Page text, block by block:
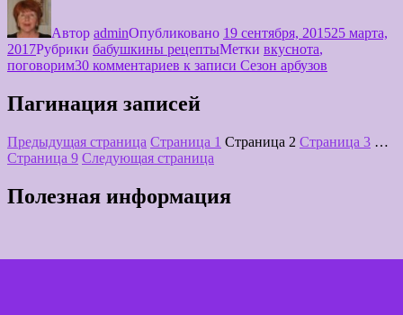
Автор adminОпубликовано 19 сентября, 201525 марта,
2017Рубрики бабушкины рецептыМетки вкуснота,
поговорим30 комментариев к записи Сезон арбузов
Пагинация записей
Предыдущая страница Страница 1 Страница 2 Страница 3 …
Страница 9 Следующая страница
Полезная информация